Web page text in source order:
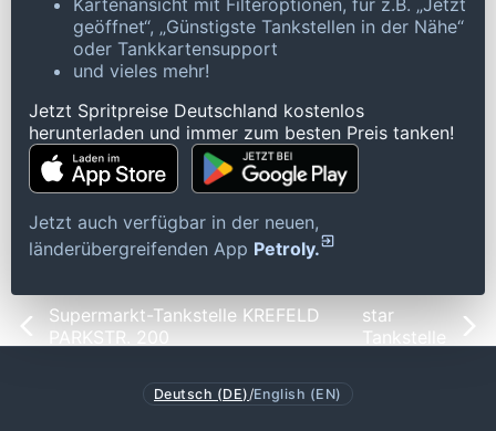
Kartenansicht mit Filteroptionen, für z.B. „Jetzt
geöffnet“, „Günstigste Tankstellen in der Nähe“
oder Tankkartensupport
und vieles mehr!
Jetzt Spritpreise Deutschland kostenlos
herunterladen und immer zum besten Preis tanken!
Jetzt auch verfügbar in der neuen,
länderübergreifenden App Petroly.
Supermarkt-Tankstelle KREFELD
PARKSTR. 200
star
Tankstelle
Deutsch (DE) /English (EN)